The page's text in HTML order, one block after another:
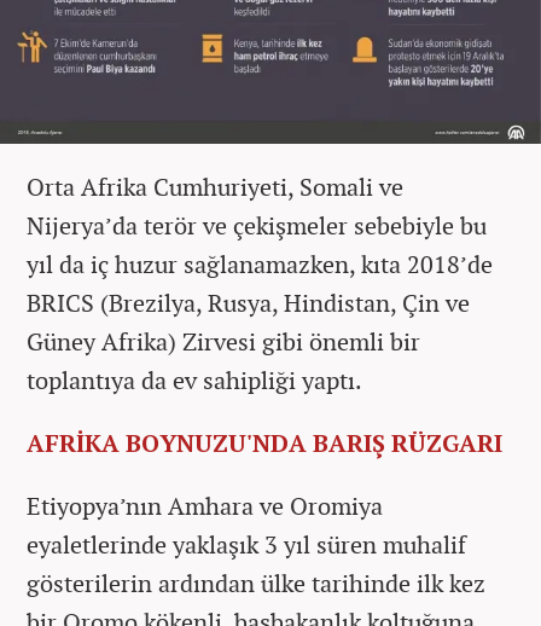
Orta Afrika Cumhuriyeti, Somali ve
Nijerya’da terör ve çekişmeler sebebiyle bu
yıl da iç huzur sağlanamazken, kıta 2018’de
BRICS (Brezilya, Rusya, Hindistan, Çin ve
Güney Afrika) Zirvesi gibi önemli bir
toplantıya da ev sahipliği yaptı.
AFRİKA BOYNUZU'NDA BARIŞ RÜZGARI
Etiyopya’nın Amhara ve Oromiya
eyaletlerinde yaklaşık 3 yıl süren muhalif
gösterilerin ardından ülke tarihinde ilk kez